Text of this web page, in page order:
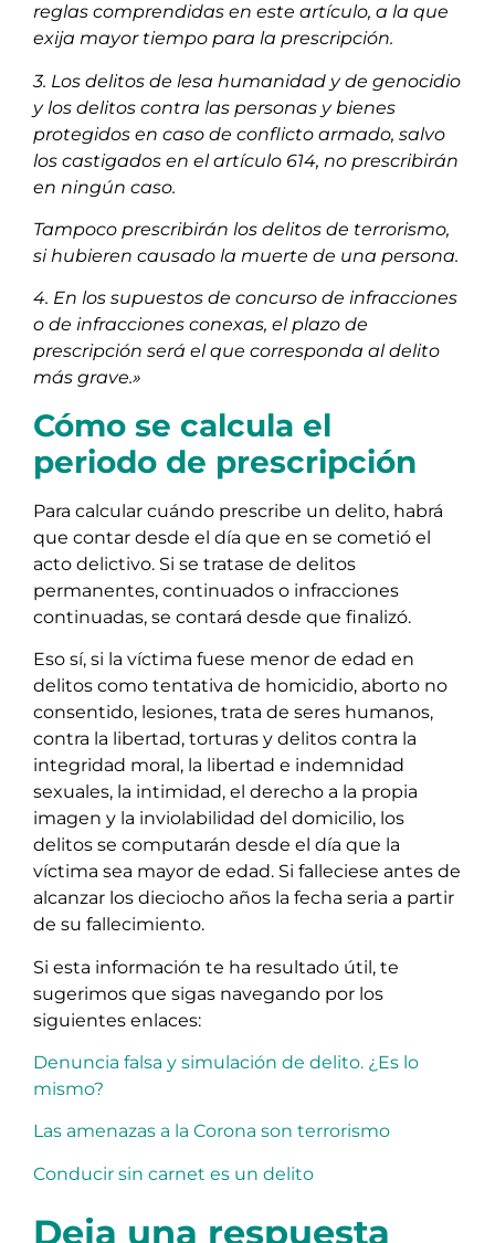
reglas comprendidas en este artículo, a la que
exija mayor tiempo para la prescripción.
3. Los delitos de lesa humanidad y de genocidio
y los delitos contra las personas y bienes
protegidos en caso de conflicto armado, salvo
los castigados en el artículo 614, no prescribirán
en ningún caso.
Tampoco prescribirán los delitos de terrorismo,
si hubieren causado la muerte de una persona.
4. En los supuestos de concurso de infracciones
o de infracciones conexas, el plazo de
prescripción será el que corresponda al delito
más grave.»
Cómo se calcula el
periodo de prescripción
Para calcular cuándo prescribe un delito, habrá
que contar desde el día que en se cometió el
acto delictivo. Si se tratase de delitos
permanentes, continuados o infracciones
continuadas, se contará desde que finalizó.
Eso sí, si la víctima fuese menor de edad en
delitos como tentativa de homicidio, aborto no
consentido, lesiones, trata de seres humanos,
contra la libertad, torturas y delitos contra la
integridad moral, la libertad e indemnidad
sexuales, la intimidad, el derecho a la propia
imagen y la inviolabilidad del domicilio, los
delitos se computarán desde el día que la
víctima sea mayor de edad. Si falleciese antes de
alcanzar los dieciocho años la fecha seria a partir
de su fallecimiento.
Si esta información te ha resultado útil, te
sugerimos que sigas navegando por los
siguientes enlaces:
Denuncia falsa y simulación de delito. ¿Es lo
mismo?
Las amenazas a la Corona son terrorismo
Conducir sin carnet es un delito
Deja una respuesta